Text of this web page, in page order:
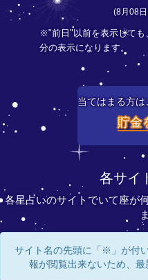
(8月08
※"前日"以前を表示しても
分の表示になります。
当てはまる方は
貯金
各サイ
各星占いのサイトでいて座が
サイト名の先頭に「※」が付
報が閲覧出来ないため、最